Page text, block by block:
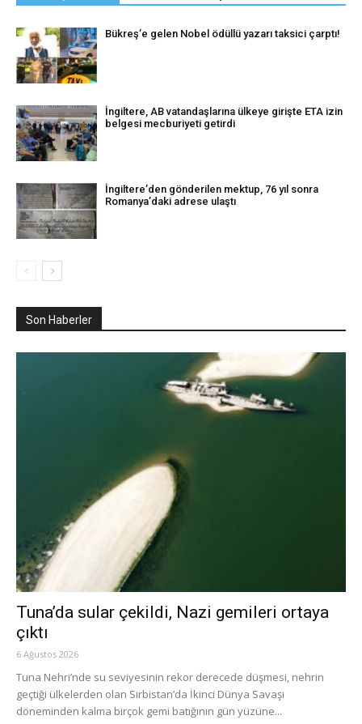
Bükreş’e gelen Nobel ödüllü yazarı taksici çarptı!
İngiltere, AB vatandaşlarına ülkeye girişte ETA izin
belgesi mecburiyeti getirdi
İngiltere’den gönderilen mektup, 76 yıl sonra
Romanya’daki adrese ulaştı
Son Haberler
Tuna’da sular çekildi, Nazi gemileri ortaya
çıktı
6 Ağustos 2026
Tuna Nehri’nde su seviyesinin rekor derecede düşmesi, nehrin
geçtiği ülkelerden olan Sırbistan’da İkinci Dünya Savaşı
döneminden kalma birçok gemi batığının gün yüzüne...